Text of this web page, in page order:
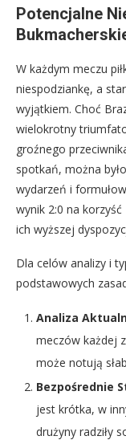
Potencjalne
W każdym meczu
niespodziankę, a
wyjątkiem. Choć
wielokrotny
groźnego
spotkań, można
wydarzeń i
wynik 2:0 na
ich wyższej
Dla celów analizy i
podstawowych
Analiza
meczów każdej
może notują
Bezpośrednie
jest krótka, w
drużyny radziły